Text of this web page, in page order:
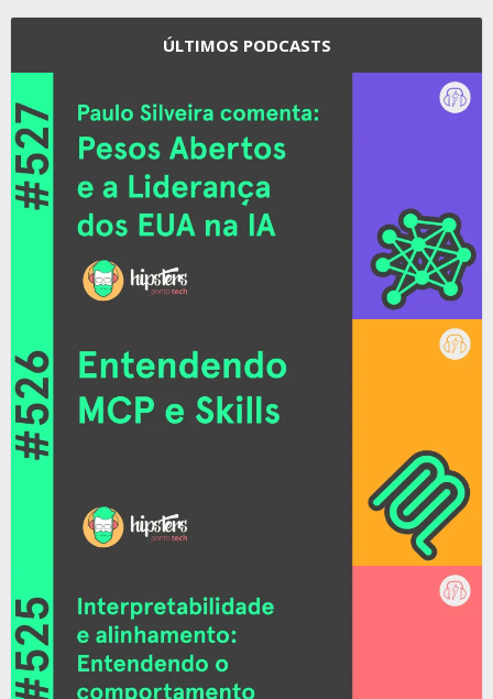
ÚLTIMOS PODCASTS